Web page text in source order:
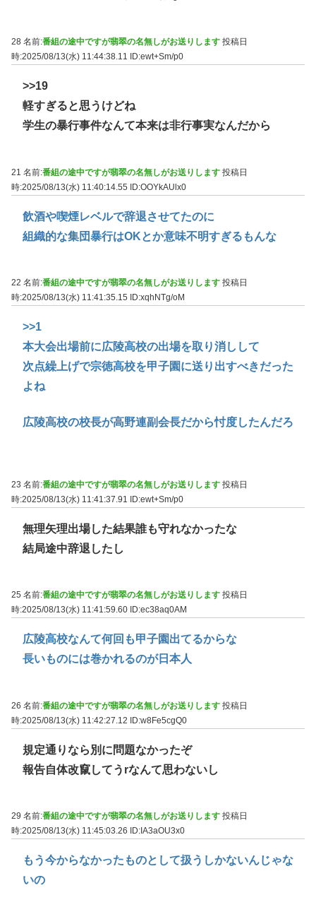
28 名前:番組の途中ですが翡翠の名無しがお送りします 投稿日
時:2025/08/13(水) 11:44:38.11
ID:ewt+Sm/p0
>>19
軽すぎると思うけどね
学生の暴行事件なんて本来は非行事実なんだから
21 名前:番組の途中ですが翡翠の名無しがお送りします 投稿日
時:2025/08/13(水) 11:40:14.55 ID:OOYkAUlx0
飲酒や喫煙レベルで辞退させてたのに
組織的な集団暴行はOKとか意味不明すぎるもんな
22 名前:番組の途中ですが翡翠の名無しがお送りします 投稿日
時:2025/08/13(水) 11:41:35.15
ID:xqhNTg/oM
>>1
本大会出場前に広陵高校の出場を取り消しして
次点繰上げで宗徳高校を甲子園に送り出すべきだった
よね
広陵高校の校長が高野連副会長だから忖度したんだろ
23 名前:番組の途中ですが翡翠の名無しがお送りします 投稿日
時:2025/08/13(水) 11:41:37.91 ID:ewt+Sm/p0
無理矢理出場した結果誰も守れなかったな
結局途中辞退したし
25 名前:番組の途中ですが翡翠の名無しがお送りします 投稿日
時:2025/08/13(水) 11:41:59.60 ID:ec38aq0AM
広陵高校なんて何回も甲子園出てるからな
長いものには巻かれるのが日本人
26 名前:番組の途中ですが翡翠の名無しがお送りします 投稿日
時:2025/08/13(水) 11:42:27.12 ID:w8Fe5cgQ0
規定通りなら別に問題なかったぞ
報告自体改竄してうrなんて思わないし
29 名前:番組の途中ですが翡翠の名無しがお送りします 投稿日
時:2025/08/13(水) 11:45:03.26
ID:IA3aOU3x0
もう今からなかったものとして扱うしかないんじゃな
いの